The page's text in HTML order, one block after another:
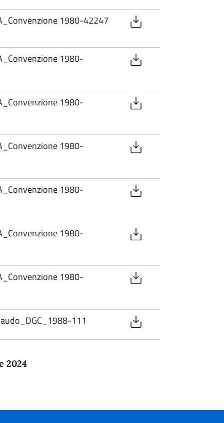
1980-42247
1980-
1980-
1980-
1980-
1980-
1980-
111
2024